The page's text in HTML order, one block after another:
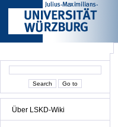
Über LSKD-Wiki